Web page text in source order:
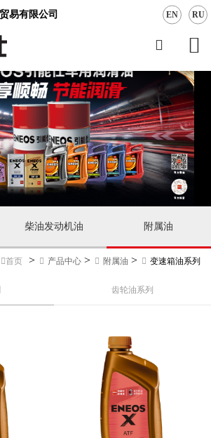
易有限公司 EN RU
柴油发动机油 附属油
首页 > 产品中心 > 附属油 > 变速箱油系列
齿轮油系列